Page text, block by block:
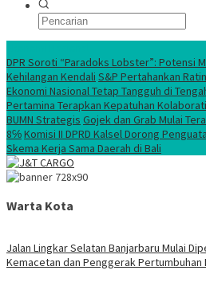
DPR Soroti “Paradoks Lobster”: Potensi
Kehilangan Kendali S&P Pertahankan
Ekonomi Nasional Tetap Tangguh di
Pertamina Terapkan Kepatuhan
BUMN Strategis Gojek dan Grab Mulai
8℅Komisi II DPRD Kalsel Dorong
Skema Kerja Sama Daerah di Bali
Warta Kota
Jalan Lingkar Selatan Banjarbaru Mulai
Kemacetan dan Penggerak Pertumbuhan